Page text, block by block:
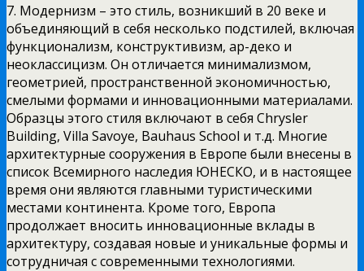
7. Модернизм – это стиль, возникший в 20 веке и
объединяющий в себя несколько подстилей, включая
функционализм, конструктивизм, ар-деко и
неоклассицизм. Он отличается минимализмом,
геометрией, пространственной экономичностью,
смелыми формами и инновационными материалами.
Образцы этого стиля включают в себя Chrysler
Building, Villa Savoye, Bauhaus School и т.д. Многие
архитектурные сооружения в Европе были внесены в
список Всемирного наследия ЮНЕСКО, и в настоящее
время они являются главными туристическими
местами континента. Кроме того, Европа
продолжает вносить инновационные вклады в
архитектуру, создавая новые и уникальные формы и
сотрудничая с современными технологиями.